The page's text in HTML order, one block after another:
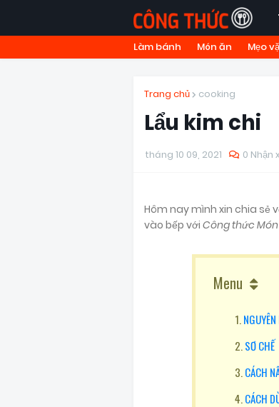
Làm bánh Món ăn Mẹo
Trang chủ cooking
Lẩu kim chi
tháng 10 09, 2021 0 Nhận
Hôm nay mình xin chia sẻ
vào bếp với Công thức
Menu
SƠ CHẾ
CÁCH
CÁCH